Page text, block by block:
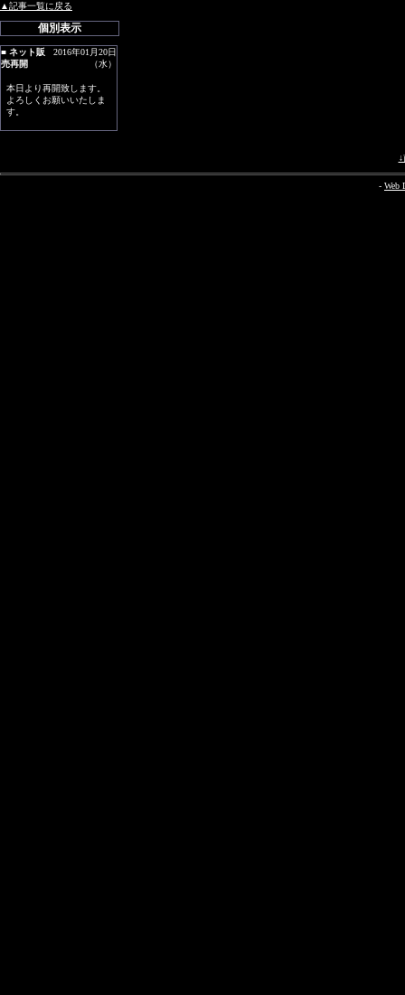
▲記事一覧に戻る
個別表示
■ ネット販
売再開
2016年01月20日
（水）
本日より再開致します。
よろしくお願いいたしま
す。
- Web